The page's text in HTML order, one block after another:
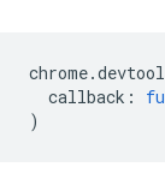
chrome.
callback :
)